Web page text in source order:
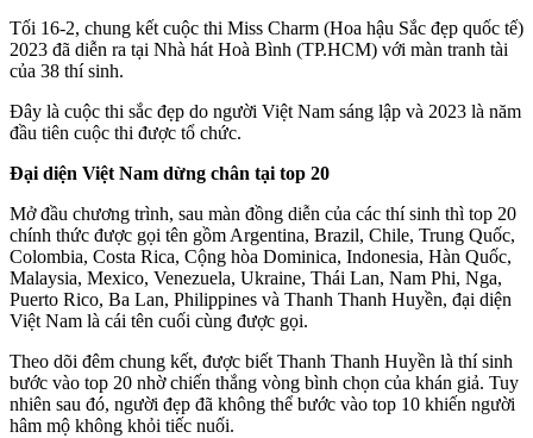
Tối 16-2, chung kết cuộc thi Miss Charm (Hoa hậu Sắc đẹp quốc tế)
2023 đã diễn ra tại Nhà hát Hoà Bình (TP.HCM) với màn tranh tài
của 38 thí sinh.
Đây là cuộc thi sắc đẹp do người Việt Nam sáng lập và 2023 là năm
đầu tiên cuộc thi được tổ chức.
Đại diện Việt Nam dừng chân tại top 20
Mở đầu chương trình, sau màn đồng diễn của các thí sinh thì top 20
chính thức được gọi tên gồm Argentina, Brazil, Chile, Trung Quốc,
Colombia, Costa Rica, Cộng hòa Dominica, Indonesia, Hàn Quốc,
Malaysia, Mexico, Venezuela, Ukraine, Thái Lan, Nam Phi, Nga,
Puerto Rico, Ba Lan, Philippines và Thanh Thanh Huyền, đại diện
Việt Nam là cái tên cuối cùng được gọi.
Theo dõi đêm chung kết, được biết Thanh Thanh Huyền là thí sinh
bước vào top 20 nhờ chiến thắng vòng bình chọn của khán giả. Tuy
nhiên sau đó, người đẹp đã không thể bước vào top 10 khiến người
hâm mộ không khỏi tiếc nuối.